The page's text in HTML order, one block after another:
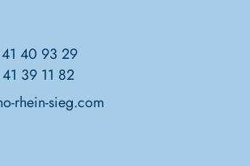
40 93 29
39 11 82
rhein-sieg.com